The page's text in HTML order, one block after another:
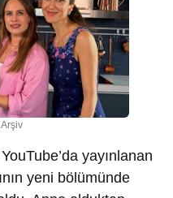
yayınlanan
yeni bölümünde